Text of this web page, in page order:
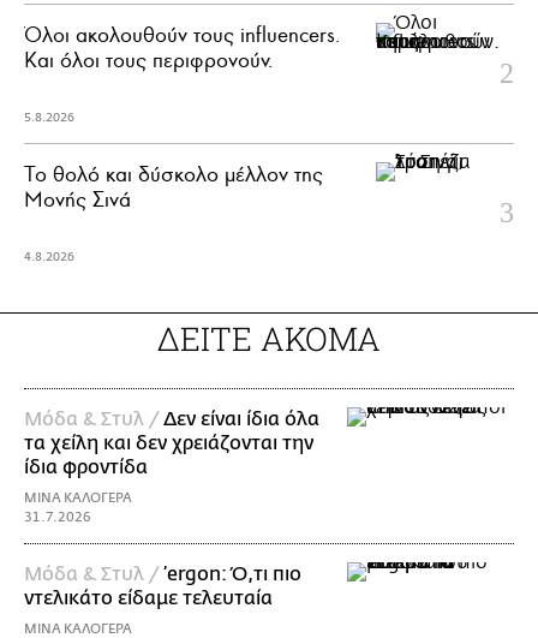
Όλοι ακολουθούν τους influencers.
Και όλοι τους περιφρονούν.
5.8.2026
Το θολό και δύσκολο μέλλον της
Μονής Σινά
4.8.2026
ΔΕΙΤΕ ΑΚΟΜΑ
Μόδα & Στυλ /Δεν είναι ίδια όλα
τα χείλη και δεν χρειάζονται την
ίδια φροντίδα
ΜΙΝΑ ΚΑΛΟΓΕΡΑ
31.7.2026
Μόδα & Στυλ /’ergon: Ό,τι πιο
ντελικάτο είδαμε τελευταία
ΜΙΝΑ ΚΑΛΟΓΕΡΑ